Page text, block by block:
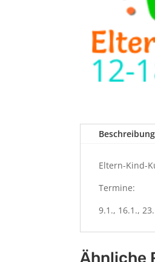
Beschreibung
Eltern-Kind-
Termine:
9.1., 16.1.,
Ähnliche